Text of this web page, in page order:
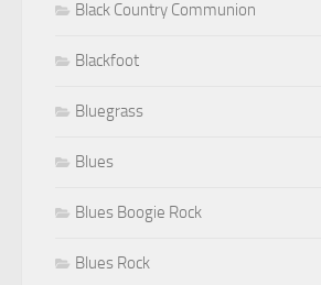
Black Country Communion
Blackfoot
Bluegrass
Blues
Blues Boogie Rock
Blues Rock